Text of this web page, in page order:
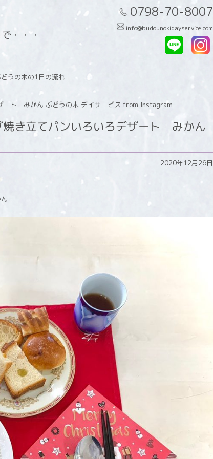
・・・
0798-70-8007
info@budounokidayservice.com
うの木の1日の流れ
ート みかん ぶどうの木 デイサービス from Instagram
焼き立てパンいろいろデザート みかん
2020年12月26日